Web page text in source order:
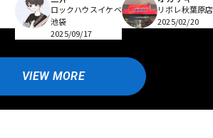
ロックハウスイケベ
池袋
2025/09/17
リボレ秋葉原店
2025/02/20
VIEW MORE